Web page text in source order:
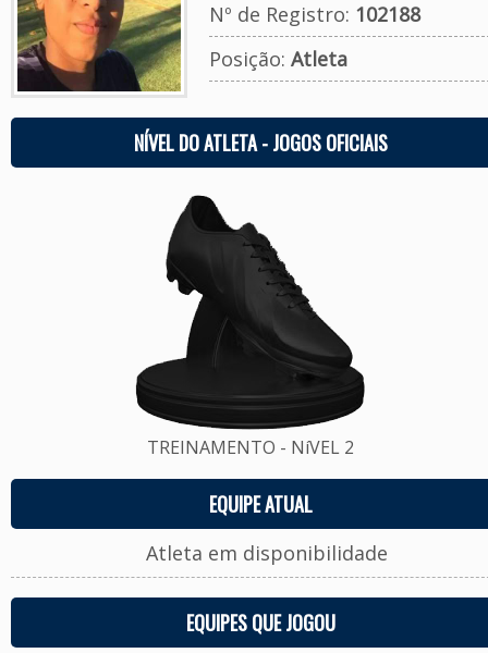
Nº de Registro: 102188
Posição: Atleta
NÍVEL DO ATLETA - JOGOS OFICIAIS
TREINAMENTO - NíVEL 2
EQUIPE ATUAL
Atleta em disponibilidade
EQUIPES QUE JOGOU